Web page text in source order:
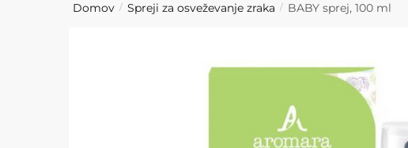
Domov / Spreji za osveževanje zraka / BABY sprej, 100 ml